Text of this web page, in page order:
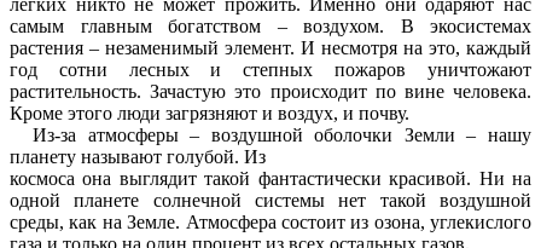
самым главным богатством – воздухом. В экосистемах
растения – незаменимый элемент. И несмотря на это, каждый
год сотни лесных и степных пожаров уничтожают
растительность. Зачастую это происходит по вине человека.
Кроме этого люди загрязняют и воздух, и почву.
Из-за атмосферы – воздушной оболочки Земли – нашу
планету называют голубой. Из
космоса она выглядит такой фантастически красивой. Ни на
одной планете солнечной системы нет такой воздушной
среды, как на Земле. Атмосфера состоит из озона, углекислого
газа и только на один процент из всех остальных газов.